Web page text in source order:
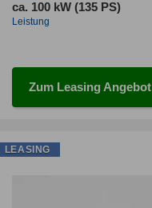
ca. 100 kW (135 PS)
Leistung
Zum Leasing Angebot
LEASING